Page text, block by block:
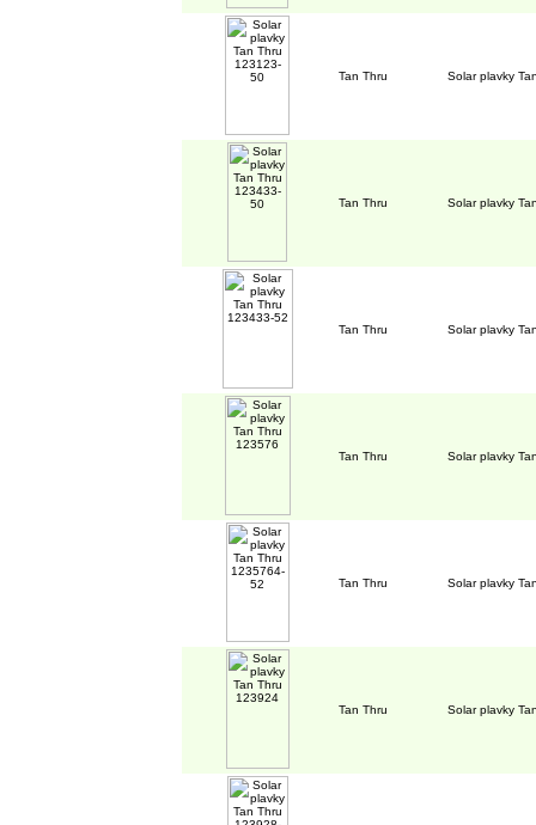
Tan Thru Solar plavky
Tan Thru Solar plavky
Tan Thru Solar plavky
Tan Thru Solar plavky
Tan Thru Solar plavky
Tan Thru Solar plavky